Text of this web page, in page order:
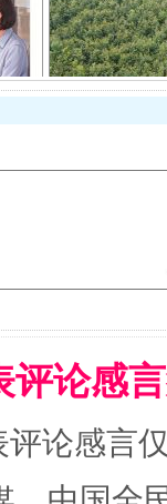
评论感
论感言